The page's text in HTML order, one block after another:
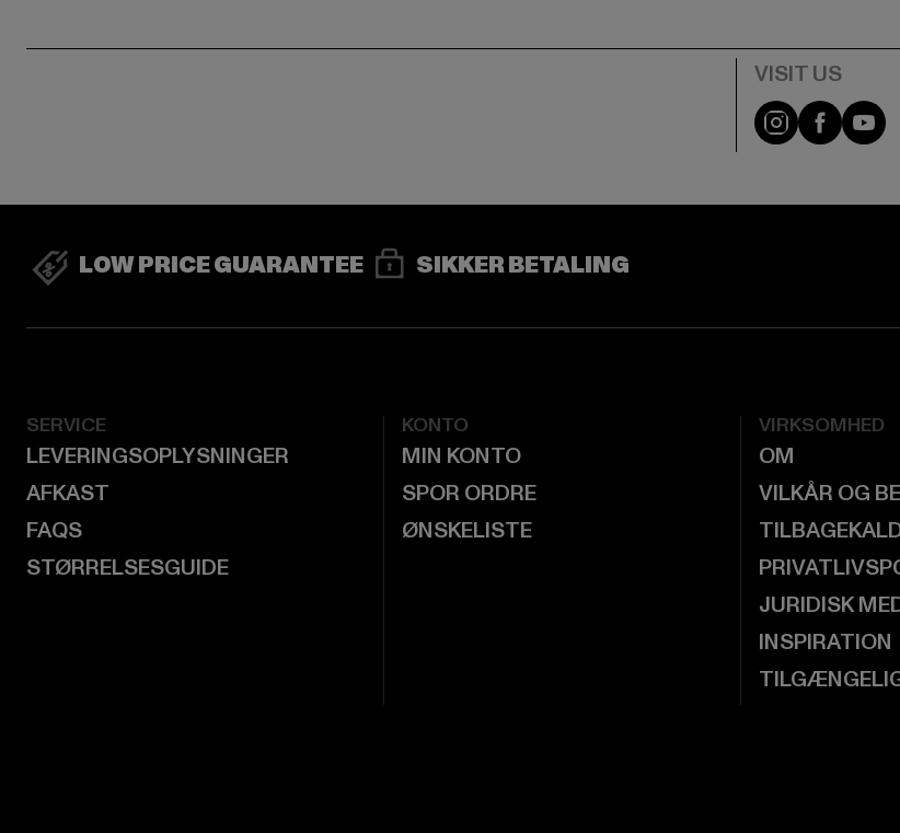
Visit our
Visit
LOW PRICE GUARANTEE SIKKER BETALING
SERVICE
LEVERINGSOPLYSNINGER
AFKAST
FAQS
STØRRELSESGUIDE
KONTO
MIN KONTO
SPOR ORDRE
ØNSKELISTE
VIRKSOMHED
OM
VILKÅR OG
JURIDISK
INSPIRATION